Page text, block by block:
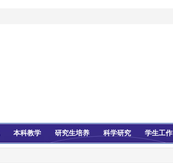
本科教学 研究生培养 科学研究 学生工作